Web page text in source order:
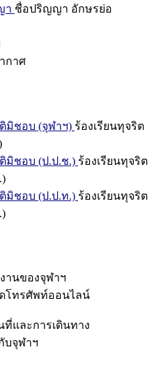
า ชื่อปริญญา อักษรย่อ
กาศ
มิชอบ (จุฬาฯ) ร้องเรียนทุจริต
มิชอบ (ป.ป.ช.) ร้องเรียนทุจริต
มิชอบ (ป.ป.ท.) ร้องเรียนทุจริต
านของจุฬาฯ
โทรศัพท์ออนไลน์
ที่และการเดินทาง
บจุฬาฯ